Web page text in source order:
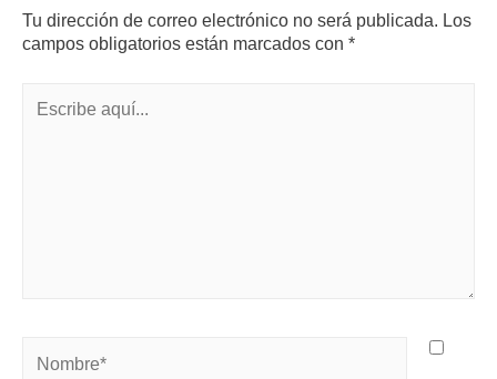
Tu dirección de correo electrónico no será publicada. Los
campos obligatorios están marcados con *